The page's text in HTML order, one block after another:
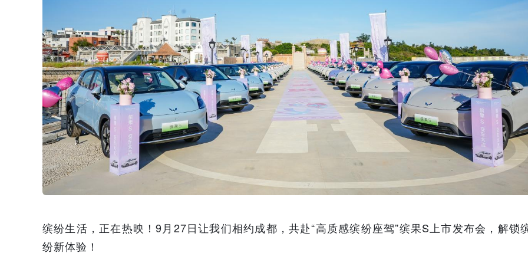
缤纷生活，正在热映！9月27日让我们相约成都，共赴“高质感缤纷座驾”缤果S上市发布会，解锁
纷新体验！